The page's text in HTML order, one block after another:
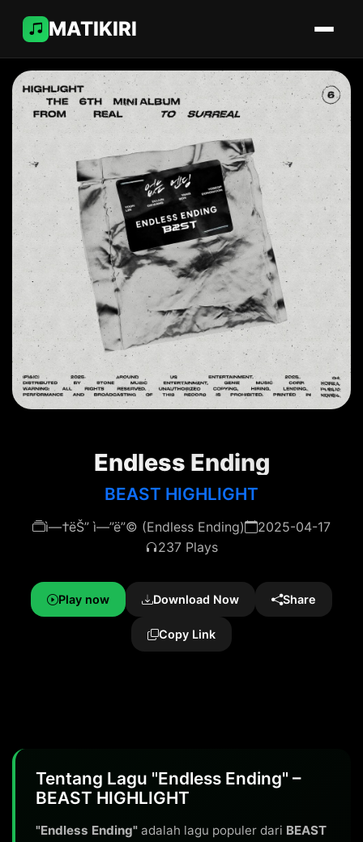
MATIKIRI
Endless Ending
BEAST HIGHLIGHT
ì—†ëŠ” ì—”ë”© (Endless Ending)
2025-04-17
237 Plays
Play now Download Now Share
Copy Link
Tentang Lagu "Endless Ending" –
BEAST HIGHLIGHT
"Endless Ending" adalah lagu populer dari BEAST